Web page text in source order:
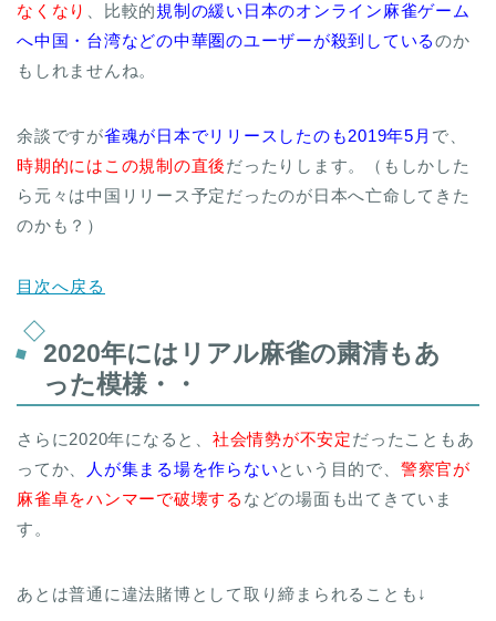
なくなり
、比較的規制の緩い日本のオンライン麻雀ゲーム
へ中国・台湾などの中華圏のユーザーが殺到しているのか
もしれませんね。
余談ですが雀魂が日本でリリースしたのも2019年5月 で、
時期的にはこの規制の直後だったりします。（もしかした
ら元々は中国リリース予定だったのが日本へ亡命してきた
のかも？）
目次へ戻る
2020年にはリアル麻雀の粛清もあ
った模様・・
さらに2020年になると、 社会情勢が不安定だったこともあ
ってか、
人が集まる場を作らないという目的で、 警察官が
麻雀卓をハンマーで破壊する などの場面も出てきていま
す。
あとは普通に違法賭博として取り締まられることも↓